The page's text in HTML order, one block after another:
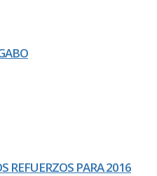
REFUERZOS PARA 2016